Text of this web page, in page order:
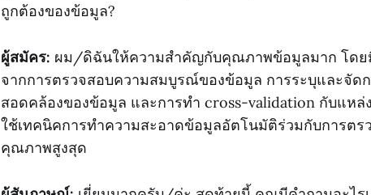
ถูกต้องของข้อมูล?
ผู้สมัคร: ผม/ดิฉันให้ความสำคัญกับคุณภาพข้อมูลมาก โดย
จากการตรวจสอบความสมบูรณ์ของข้อมูล การระบุและจัด
สอดคล้องของข้อมูล และการทำ cross-validation กับแห
ใช้เทคนิคการทำความสะอาดข้อมูลอัตโนมัติร่วมกับการตร
คุณภาพสูงสุด